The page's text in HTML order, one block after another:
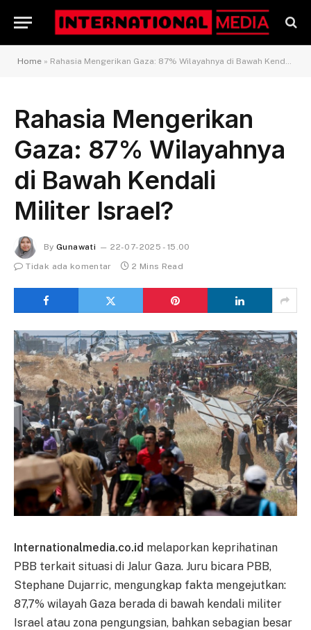
Home » Rahasia Mengerikan Gaza: 87% Wilayahnya di Bawah Kendali Militer Israel?
Rahasia Mengerikan
Gaza: 87% Wilayahnya
di Bawah Kendali
Militer Israel?
By Gunawati
22-07-2025 - 15.00
Tidak ada komentar
2 Mins Read
Internationalmedia.co.id melaporkan keprihatinan
PBB terkait situasi di Jalur Gaza. Juru bicara PBB,
Stephane Dujarric, mengungkap fakta mengejutkan:
87,7% wilayah Gaza berada di bawah kendali militer
Israel atau zona pengungsian, bahkan sebagian besar